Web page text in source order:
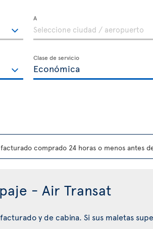
A
Clase de servicio
comprado 24 horas o menos antes
- Air Transat
y de cabina. Si sus maletas